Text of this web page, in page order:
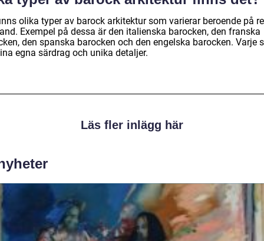
olika typer av barock arkitektur som varierar beroende på
Exempel på dessa är den italienska barocken, den franska
den spanska barocken och den engelska barocken. Varje
egna särdrag och unika detaljer.
Läs fler inlägg här